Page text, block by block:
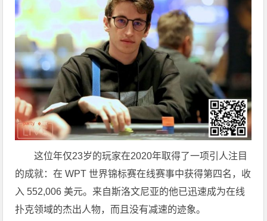
这位年仅23岁的玩家在2020年取得了一项引人注目
的成就：在 WPT 世界锦标赛在线赛事中获得第四名，收
入 552,006 美元。来自斯洛文尼亚的他已迅速成为在线
扑克领域的杰出人物，而且没有减速的迹象。